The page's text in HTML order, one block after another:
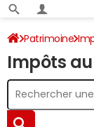
Patrimoine
Impôt sur le
Impôts